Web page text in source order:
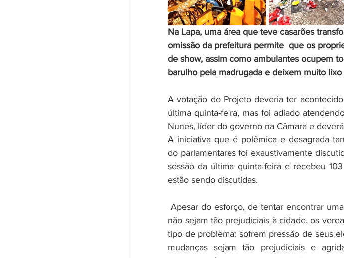
Na Lapa, uma área que teve casarões
omissão da prefeitura permite  que os
de show, assim como ambulantes ocupem
barulho pela madrugada e deixem muito lixo
A votação do Projeto deveria ter
última quinta-feira, mas foi adiado
Nunes, líder do governo na Câmara e
A iniciativa que é polêmica e desagrada
do parlamentares foi exaustivamente
sessão da última quinta-feira e recebeu
estão sendo discutidas.
não sejam tão prejudiciais à cidade, os
tipo de problema: sofrem pressão de seus
mudanças sejam tão prejudiciais e